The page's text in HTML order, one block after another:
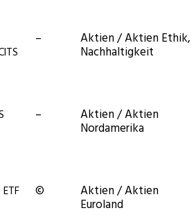
– Akti­en / Akti­en Ethik,
Nachhaltigkeit
– Akti­en / Akti­en
Nordamerika
ETF
© Akti­en / Akti­en
Euroland